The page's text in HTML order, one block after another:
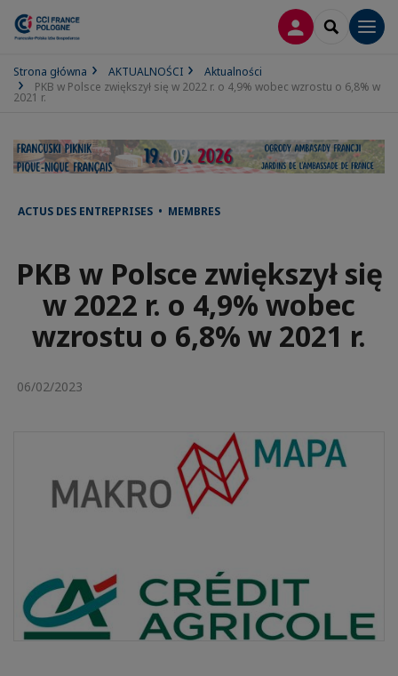
LOGOWANIE
SEARCH
Strona główna AKTUALNOŚCI
Aktualności
PKB w Polsce zwiększył się w 2022 r. o 4,9% wobec wzrostu o 6,8% w
2021 r.
ACTUS DES ENTREPRISES • MEMBRES
PKB w Polsce zwiększył się
w 2022 r. o 4,9% wobec
wzrostu o 6,8% w 2021 r.
06/02/2023